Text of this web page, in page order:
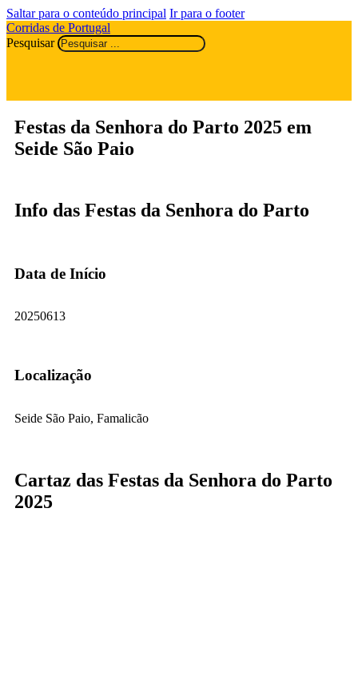
Saltar para o conteúdo principal Ir para o footer
Corridas de Portugal
Pesquisar
Festas da Senhora do Parto 2025 em
Seide São Paio
Info das Festas da Senhora do Parto
Data de Início
20250613
Localização
Seide São Paio, Famalicão
Cartaz das Festas da Senhora do Parto
2025